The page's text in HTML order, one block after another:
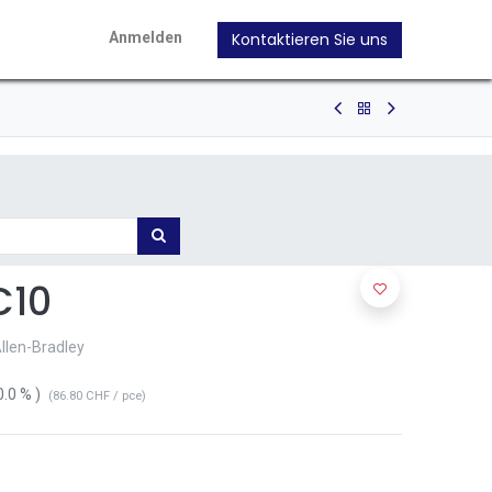
Anmelden Kontaktieren Sie uns
Bradley
% ) (86.80 CHF / pce)